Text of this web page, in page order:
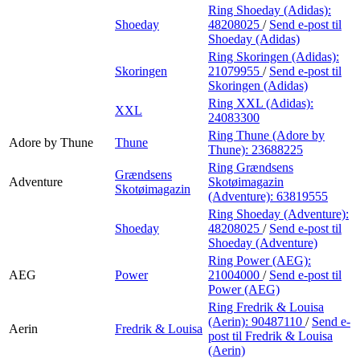
Shoeday
Ring Shoeday (Adidas):
48208025 / Send e-post til
Shoeday (Adidas)
Skoringen
Ring Skoringen (Adidas):
21079955 / Send e-post til
Skoringen (Adidas)
XXL
Ring XXL (Adidas):
24083300
Adore by Thune
Thune
Ring Thune (Adore by
Thune): 23688225
Adventure
Grændsens
Skotøimagazin
Ring Grændsens
Skotøimagazin
(Adventure): 63819555
Shoeday
Ring Shoeday (Adventure):
48208025 / Send e-post til
Shoeday (Adventure)
AEG Power
Ring Power (AEG):
21004000 / Send e-post til
Power (AEG)
Aerin Fredrik & Louisa
Ring Fredrik & Louisa
(Aerin): 90487110 / Send e-
post til Fredrik & Louisa
(Aerin)